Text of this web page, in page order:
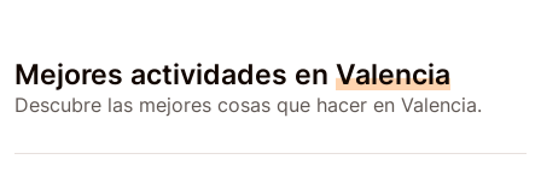
Mejores actividades en Valencia
Descubre las mejores cosas que hacer en Valencia.